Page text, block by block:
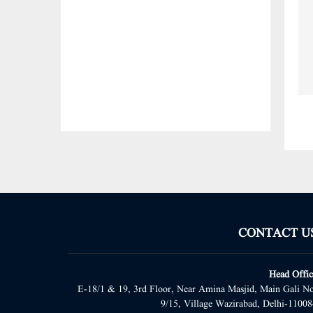
CONTACT
Head
E-18/1 & 19, 3rd Floor, Near Amina Masjid, Main Gali
9/15, Village Wazirabad, Delhi-